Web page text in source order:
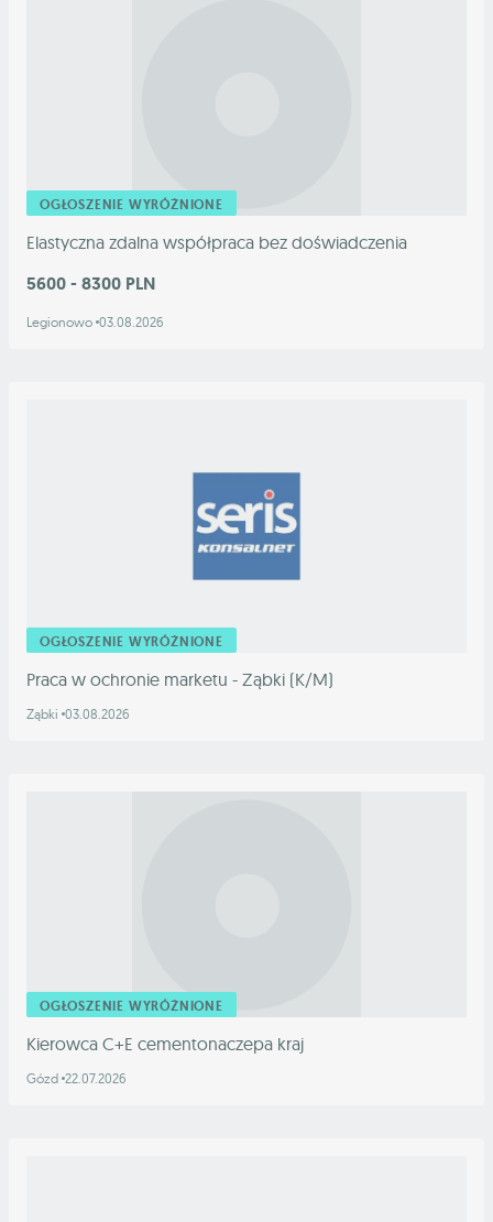
OGŁOSZENIE WYRÓŻNIONE
Elastyczna zdalna współpraca bez doświadczenia
5600 - 8300 PLN
Legionowo 03.08.2026
OGŁOSZENIE WYRÓŻNIONE
Praca w ochronie marketu - Ząbki (K/M)
Ząbki 03.08.2026
OGŁOSZENIE WYRÓŻNIONE
Kierowca C+E cementonaczepa kraj
Gózd 22.07.2026